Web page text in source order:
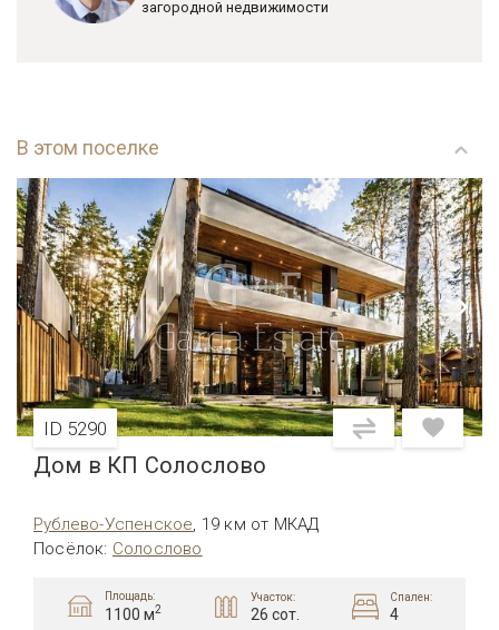
загородной недвижимости
В этом поселке
ID 5290
Дом в КП Солослово
Рублево-Успенское, 19 км от МКАД
Посёлок: Солослово
Площадь:
1100 м2
Участок:
26 сот.
Спален:
4